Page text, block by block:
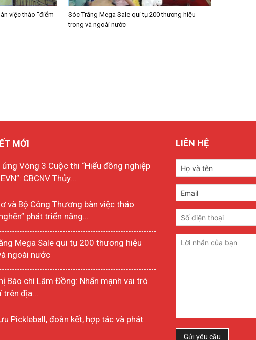
việc tháo “điểm
Sóc Trăng Mega Sale qui tụ 200 thương hiệu
trong và ngoài nước
MỚI
Vòng 3 Cuộc thi “Hiểu đồng nghiệp
CBCNV Thủy...
và Bộ Công Thương bàn việc tháo
phát triển năng...
Mega Sale qui tụ 200 thương hiệu
ngoài nước
Báo chí Lâm Đồng: Nhấn mạnh vai trò
trên địa...
Pickleball, đoàn kết, hợp tác và phát
LIÊN HỆ